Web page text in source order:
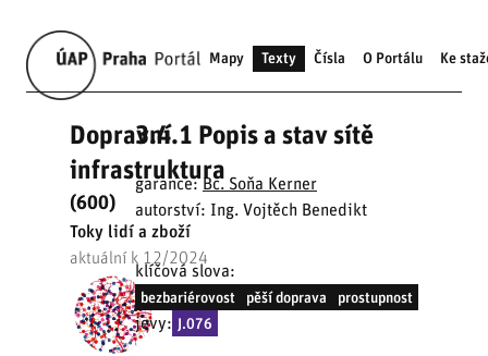
Mapy Texty Čísla O Portálu Ke
Dopravní
infrastruktura
(600)
Toky lidí a zboží
aktuální k 12/2024
3.4.1 Popis a stav sítě
garance:Bc. Soňa Kerner
autorství: Ing. Vojtěch Benedikt
klíčová slova:
bezbariérovost pěší doprava prostupnost
jevy: J.076